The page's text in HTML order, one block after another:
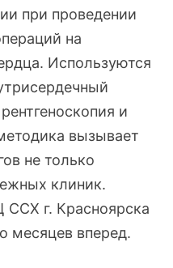
при проведении
на
Используются
и
вызывает
не только
клиник.
г. Красноярска
месяцев вперед.